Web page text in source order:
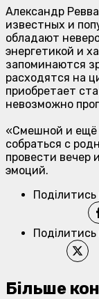
Александр
известных и
обладают
энергетикой и
запоминаются
расходятся на
приобретает
невозможно
«Смешной и ещё
собраться с
провести вечер
эмоций.
Поділитись
Більше